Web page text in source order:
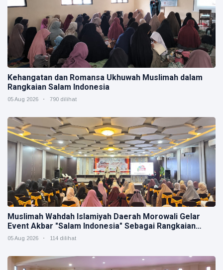
Kehangatan dan Romansa Ukhuwah Muslimah dalam
Rangkaian Salam Indonesia
05 Aug 2026 790 dilihat
Muslimah Wahdah Islamiyah Daerah Morowali Gelar
Event Akbar "Salam Indonesia" Sebagai Rangkaian
Muktamar V
05 Aug 2026 114 dilihat